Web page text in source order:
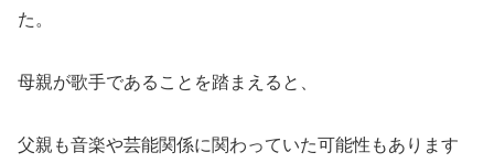
た。
母親が歌手であることを踏まえると、
父親も音楽や芸能関係に関わっていた可能性もあります